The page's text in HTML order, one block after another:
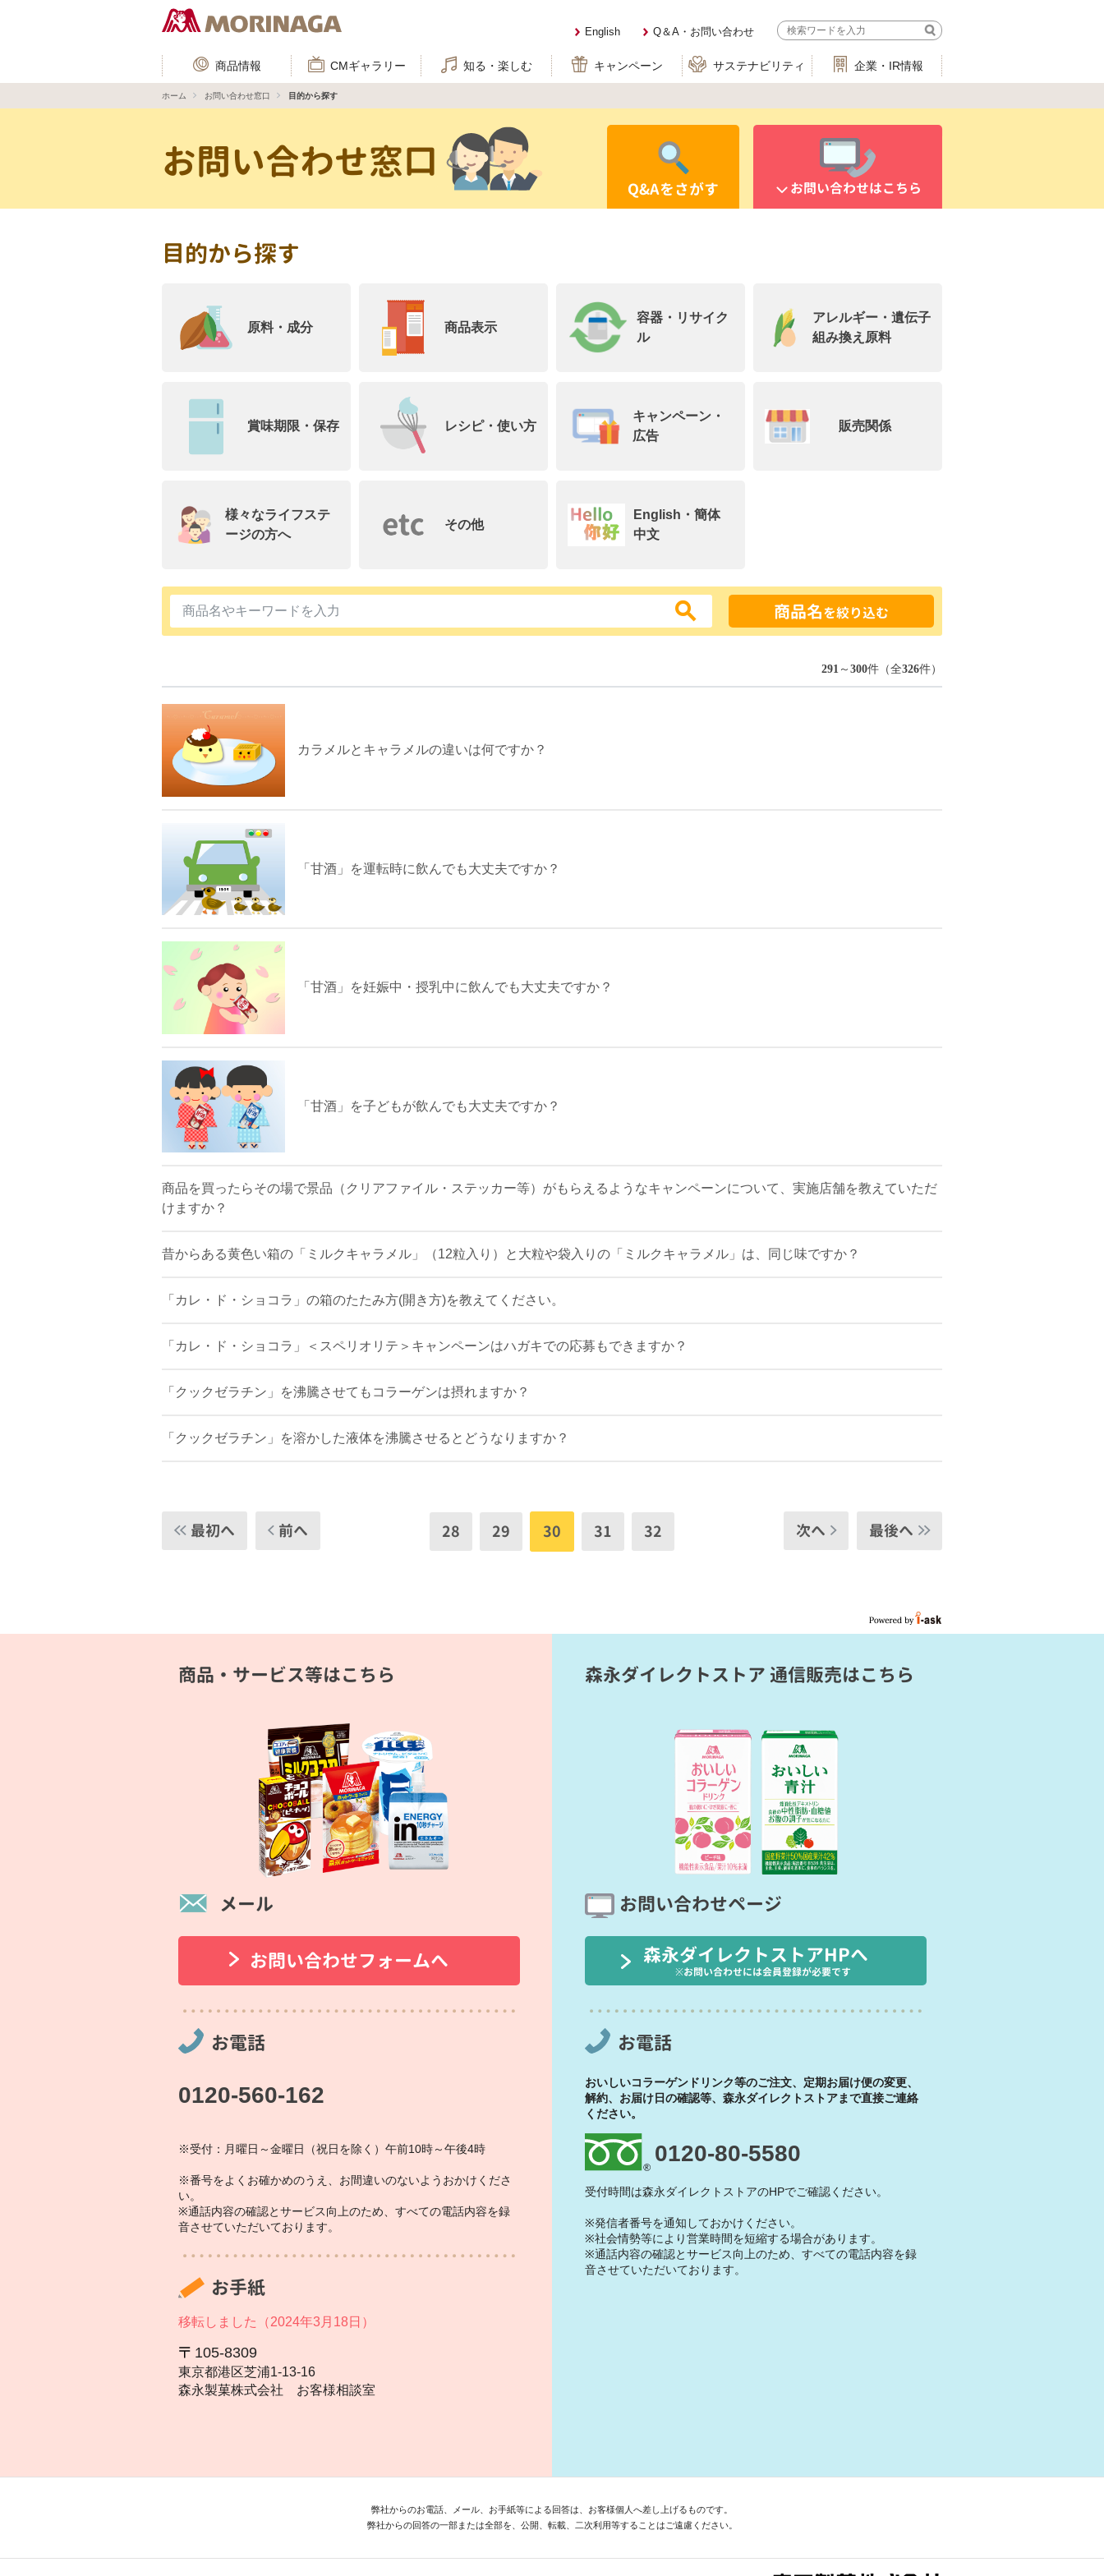
English Q＆A・お問い合わせ
商品情報 CMギャラリー 知る・楽しむ キャンペーン サステナビリティ 企業・IR情報
ホーム お問い合わせ窓口 目的から探す
お問い合わせ窓口
Q&Aをさがす お問い合わせはこちら
目的から探す
原料・成分 商品表示
容器・リサイク
ル
アレルギー・遺伝子
組み換え原料
賞味期限・保存 レシピ・使い方
キャンペーン・
広告
販売関係
様々なライフステ
ージの方へ
その他
English・簡体
中文
商品名を絞り込む
291 ～ 300件（全326件）
カラメルとキャラメルの違いは何ですか？
「甘酒」を運転時に飲んでも大丈夫ですか？
「甘酒」を妊娠中・授乳中に飲んでも大丈夫ですか？
「甘酒」を子どもが飲んでも大丈夫ですか？
商品を買ったらその場で景品（クリアファイル・ステッカー等）がもらえるようなキャンペーンについて、実施店舗を教えていただ
けますか？
昔からある黄色い箱の「ミルクキャラメル」（12粒入り）と大粒や袋入りの「ミルクキャラメル」は、同じ味ですか？
「カレ・ド・ショコラ」の箱のたたみ方(開き方)を教えてください。
「カレ・ド・ショコラ」＜スペリオリテ＞キャンペーンはハガキでの応募もできますか？
「クックゼラチン」を沸騰させてもコラーゲンは摂れますか？
「クックゼラチン」を溶かした液体を沸騰させるとどうなりますか？
最初へ 前へ 28 29 30 31 32 次へ 最後へ
商品・サービス等はこちら
メール
お問い合わせフォームへ
お電話
0120-560-162
※受付：月曜日～金曜日（祝日を除く）午前10時～午後4時
※番号をよくお確かめのうえ、お間違いのないようおかけくださ
い。
※通話内容の確認とサービス向上のため、すべての電話内容を録
音させていただいております。
お手紙
移転しました（2024年3月18日）
105‐8309
東京都港区芝浦1‐13‐16
森永製菓株式会社 お客様相談室
森永ダイレクトストア 通信販売はこちら
お問い合わせページ
森永ダイレクトストアHPへ
※お問い合わせには会員登録が必要です
お電話
おいしいコラーゲンドリンク等のご注文、定期お届け便の変更、
解約、お届け日の確認等、森永ダイレクトストアまで直接ご連絡
ください。
0120-80-5580
受付時間は森永ダイレクトストアのHPでご確認ください。
※発信者番号を通知しておかけください。
※社会情勢等により営業時間を短縮する場合があります。
※通話内容の確認とサービス向上のため、すべての電話内容を録
音させていただいております。
弊社からのお電話、メール、お手紙等による回答は、お客様個人へ差し上げるものです。
弊社からの回答の一部または全部を、公開、転載、二次利用等することはご遠慮ください。